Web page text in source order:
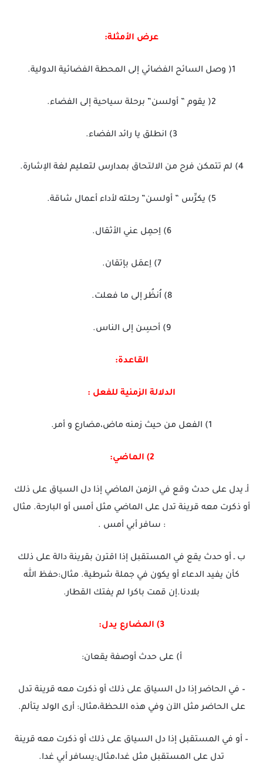
عرض الأمثلة:
1( وصل السائح الفضائي إلى المحطة الفضائية الدولية.
2( يقوم ” أولسن” برحلة سياحية إلى الفضاء.
3) انطلق يا رائد الفضاء.
4) لم تتمكن فرح من الالتحاق بمدارس لتعليم لغة الإشارة.
5) يكرِّس ” أولسن” رحلته لأداء أعمال شاقة.
6) اِحمِل عني الأثقال.
7) اِعمَل بإتقان.
8) اُنظُر إلى ما فعلت.
9) أحسِن إلى الناس.
القاعدة:
الدلالة الزمنية للفعل :
1) الفعل من حيث زمنه ماض،مضارع و أمر.
2) الماضي:
أـ يدل على حدث وقع في الزمن الماضي إذا دل السياق على ذلك
أو ذكرت معه قرينة تدل على الماضي مثل أمس أو البارحة. مثال
: سافر أبي أمس .
ب ـ أو حدث يقع في المستقبل إذا اقترن بقرينة دالة على ذلك
كأن يفيد الدعاء أو يكون في جملة شرطية. مثال:حفظ الله
بلادنا.إن قمت باكرا لم يفتك القطار.
3) المضارع يدل:
أ) على حدث أوصفة يقعان:
– في الحاضر إذا دل السياق على ذلك أو ذكرت معه قرينة تدل
على الحاضر مثل الآن وفي هذه اللحظة،مثال: أرى الولد يتألم.
– أو في المستقبل إذا دل السياق على ذلك أو ذكرت معه قرينة
تدل على المستقبل مثل غدا،مثال:يسافر أبي غدا.